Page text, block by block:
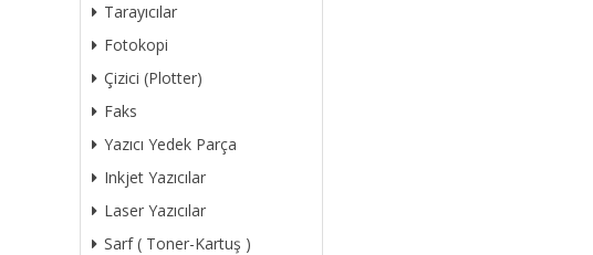
Tarayıcılar
Fotokopi
Çizici (Plotter)
Faks
Yazıcı Yedek Parça
Inkjet Yazıcılar
Laser Yazıcılar
Sarf ( Toner-Kartuş )